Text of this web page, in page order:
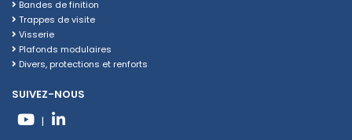
Bandes de finition
Trappes de visite
Visserie
Plafonds modulaires
Divers, protections et renforts
SUIVEZ-NOUS
|